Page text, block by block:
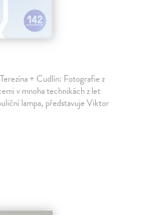
+ Cudlín: Fotografie z
v mnoha technikách z let
lampa, představuje Viktor